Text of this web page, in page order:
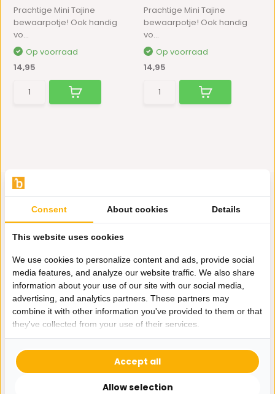
Prachtige Mini Tajine
bewaarpotje! Ook handig
vo...
Op voorraad
14,95
Prachtige Mini Tajine
bewaarpotje! Ook handig
vo...
Op voorraad
14,95
Whatsapp ons
0162-231130
klantenservice@bazaaronline.nl
Consent About cookies Details
This website uses cookies
We use cookies to personalize content and ads, provide social
media features, and analyze our website traffic. We also share
information about your use of our site with our social media,
advertising, and analytics partners. These partners may
combine it with other information you've provided to them or that
they've collected from your use of their services.
Allow selection
Accept all